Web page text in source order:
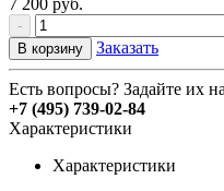
-
В корзину
Заказать
Есть вопросы? Задайте их
+7 (495) 739-02-84
Характеристики
Характеристики